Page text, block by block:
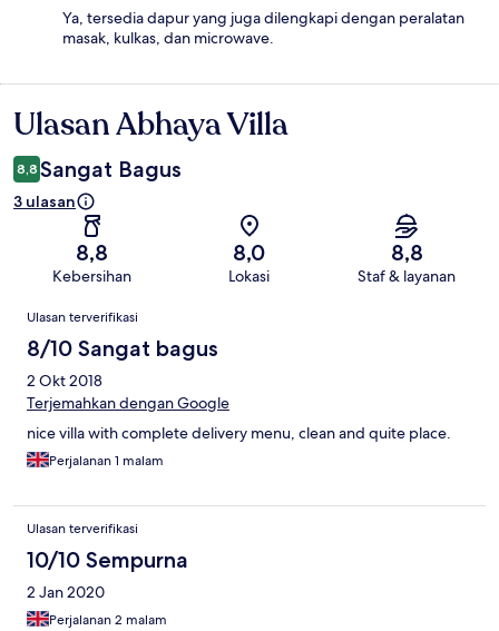
Ya, tersedia dapur yang juga dilengkapi dengan peralatan
masak, kulkas, dan microwave.
Ulasan
Ulasan Abhaya Villa
8,8 Sangat Bagus
3 ulasan
8,8
Kebersihan
8,0
Lokasi
8,8
Staf & layanan
Ulasan
Ulasan terverifikasi
8/10 Sangat bagus
2 Okt 2018
Terjemahkan dengan Google
nice villa with complete delivery menu, clean and quite place.
Perjalanan 1 malam
Ulasan terverifikasi
10/10 Sempurna
2 Jan 2020
Perjalanan 2 malam